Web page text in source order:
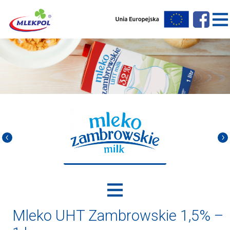
Mleko UHT Zambrowskie 1,5% –